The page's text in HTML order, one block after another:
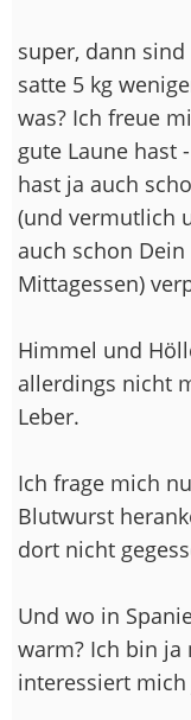
super, dann
satte 5 kg
was? Ich freue
gute Laune hast
hast ja auch
(und vermutlich
auch schon Dein
Mittagessen)
Himmel und
allerdings nicht
Leber.
Ich frage mich
Blutwurst
dort nicht
Und wo in
warm? Ich bin ja
interessiert